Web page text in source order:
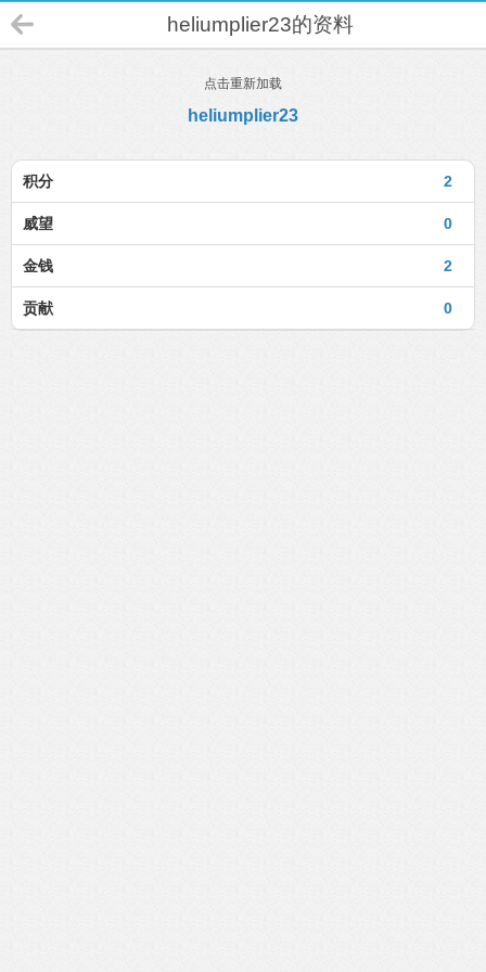
heliumplier23的资料
点击重新加载
heliumplier23
2
积分
0
威望
2
金钱
0
贡献